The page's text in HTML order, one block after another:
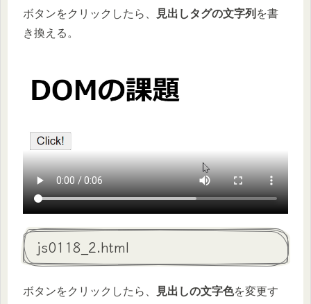
ボタンをクリックしたら、 見出しタグの文字列 を書
き換える。
js0118_2.html
ボタンをクリックしたら、 見出しの文字色を変更す